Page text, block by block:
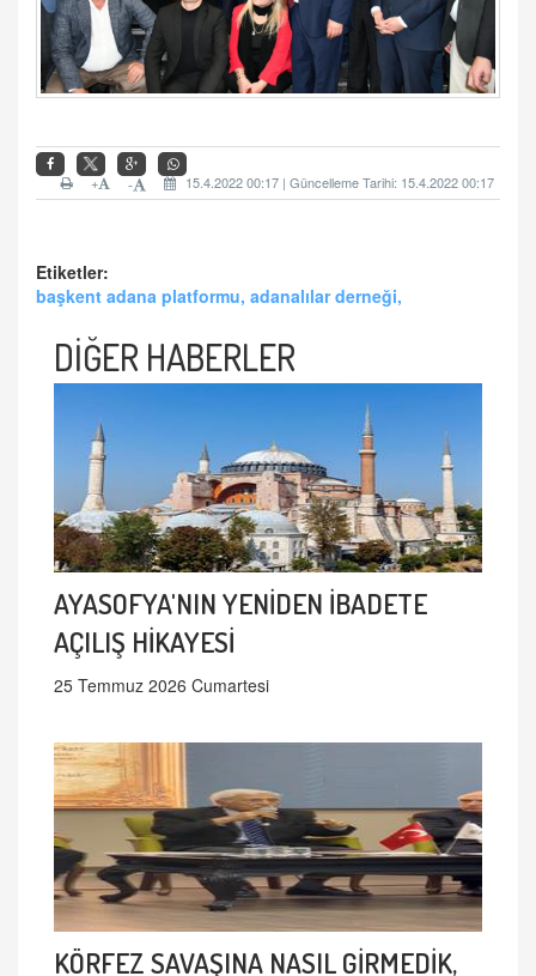
15.4.2022 00:17 | Güncelleme Tarihi: 15.4.2022 00:17
-
+
Etiketler:
başkent adana platformu, adanalılar derneği,
DİĞER HABERLER
AYASOFYA'NIN YENİDEN İBADETE
AÇILIŞ HİKAYESİ
25 Temmuz 2026 Cumartesi
KÖRFEZ SAVAŞINA NASIL GİRMEDİK,